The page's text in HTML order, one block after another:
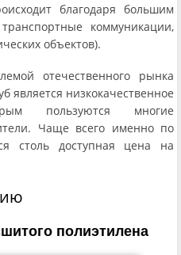
благодаря большим
коммуникации,
объектов).
отечественного рынка
является низкокачественное
пользуются многие
Чаще всего именно по
столь доступная цена на
полиэтилена